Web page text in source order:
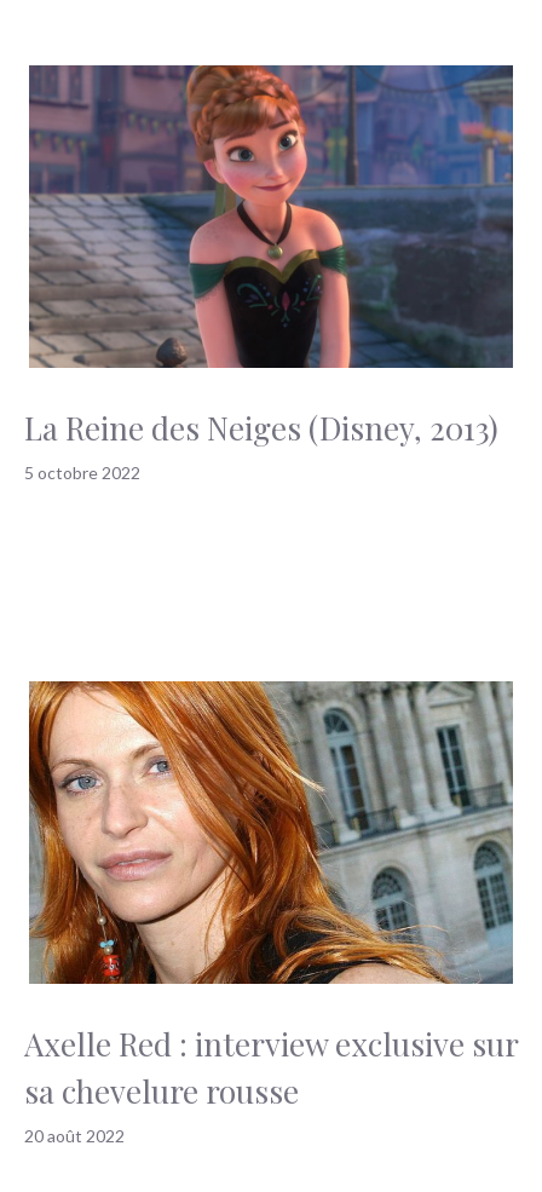
La Reine des Neiges (Disney, 2013)
5 octobre 2022
Axelle Red : interview exclusive sur
sa chevelure rousse
20 août 2022